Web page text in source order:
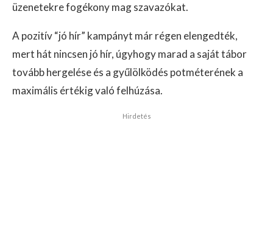
üzenetekre fogékony mag szavazókat.
A pozitív “jó hír” kampányt már régen elengedték,
mert hát nincsen jó hír, úgyhogy marad a saját tábor
tovább hergelése és a gyűlölködés potméterének a
maximális értékig való felhúzása.
Hirdetés